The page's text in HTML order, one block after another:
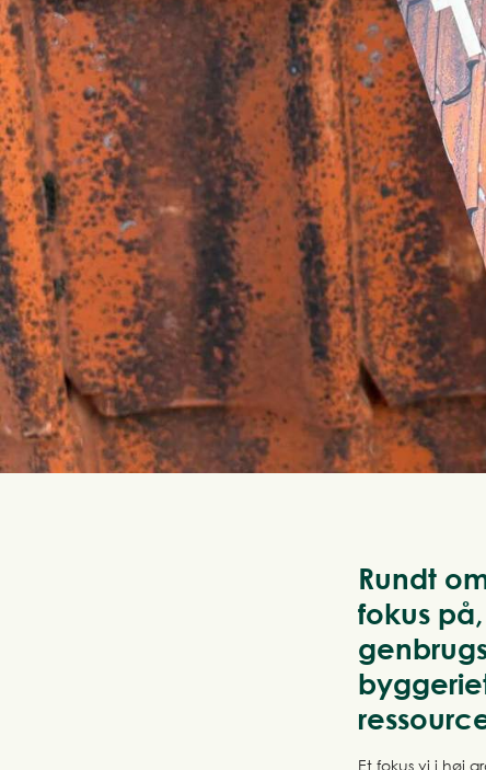
Rundt
fokus
Et fokus vi i høj